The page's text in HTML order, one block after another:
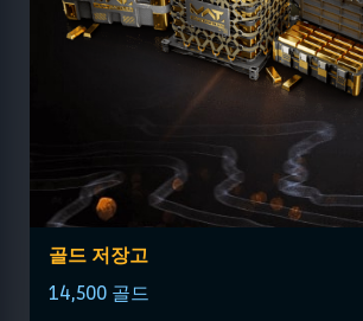
골드 저장고
14,500 골드